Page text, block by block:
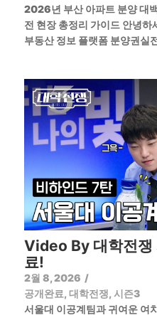
2026년 부산 아파트 분양 대
전 현장 총정리 가이드 안녕하
부동산 정보 플랫폼 분양권실
Video By 대학전쟁
료!
2월 8, 2026 /
공개완료, 대학전쟁, 시즌3
서울대 이공계팀과 귀여운 여